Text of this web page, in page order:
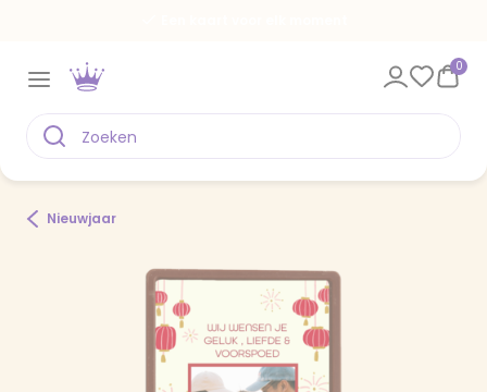
0
Nieuwjaar